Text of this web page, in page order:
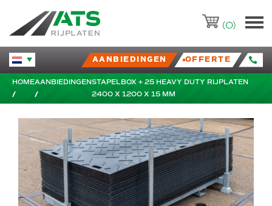
ATS-Trading.nl
(0)
Huidige taal veranderen.AANBIEDINGEN OFFERTE
HOMEAANBIEDINGENSTAPELBOX + 25 HEAVY DUTY RIJPLATEN
2400 X 1200 X 15 MM